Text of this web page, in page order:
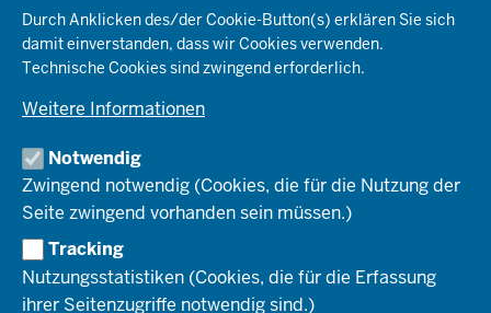
Durch Anklicken des/der Cookie-Button(s) erklären Sie sich
damit einverstanden, dass wir Cookies verwenden.
Technische Cookies sind zwingend erforderlich.
Weitere Informationen
Notwendig
Zwingend notwendig (Cookies, die für die Nutzung der
Seite zwingend vorhanden sein müssen.)
Tracking
Nutzungsstatistiken (Cookies, die für die Erfassung
ihrer Seitenzugriffe notwendig sind.)
Planen & Bauen
Schule & Bildung
Umwelt & Natur
Organisationsstruktur
Behördenleitung
Die Bezirksregierung
Organisationsplan
Institutionen
Arbeitgeberprofil
Stellenangebote
Ausbildung
PRESSE
Pressefotos
Social-Media-Kanäle
REGIONALRAT DÜSSELDORF
SERVICES
Bekanntmachungen
Förderprogramme
HOTLINE